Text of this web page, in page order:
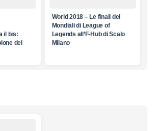
il bis:
del
World 2018 – Le finali dei
Mondiali di League of
Legends all’F-Hub di Scalo
Milano